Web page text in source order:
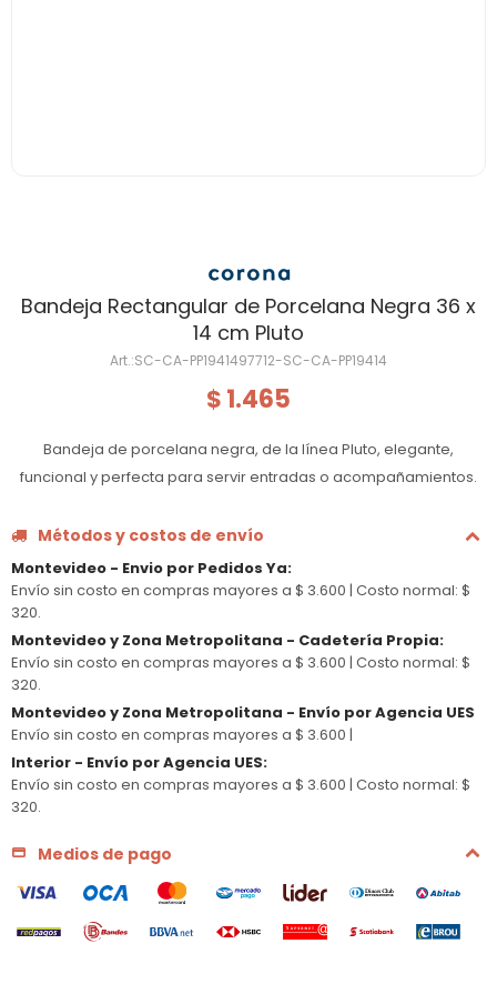
Bandeja Rectangular de Porcelana Negra 36 x
14 cm Pluto
SC-CA-PP1941497712-SC-CA-PP19414
$ 1.465
Bandeja de porcelana negra, de la línea Pluto, elegante,
funcional y perfecta para servir entradas o acompañamientos.
Métodos y costos de envío
Montevideo - Envio por Pedidos Ya:
Envío sin costo en compras mayores a $ 3.600 | Costo normal: $
320.
Montevideo y Zona Metropolitana - Cadetería Propia:
Envío sin costo en compras mayores a $ 3.600 | Costo normal: $
320.
Montevideo y Zona Metropolitana - Envío por Agencia UES
Envío sin costo en compras mayores a $ 3.600 |
Interior - Envío por Agencia UES:
Envío sin costo en compras mayores a $ 3.600 | Costo normal: $
320.
Medios de pago